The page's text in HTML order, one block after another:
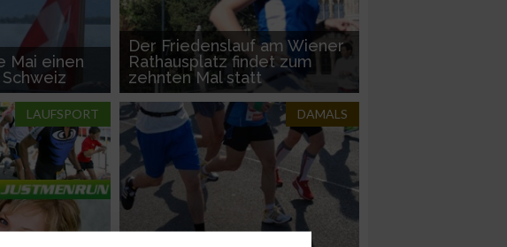
Mai einen
Der Friedenslauf am Wiener
Rathausplatz findet zum
zehnten Mal statt
LAUFSPORT DAMALS